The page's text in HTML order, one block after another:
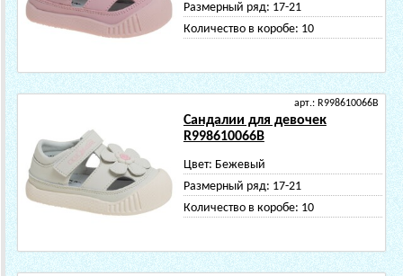
Размерный ряд: 17-21
Количество в коробе: 10
арт.: R998610066B
Сандалии для девочек
R998610066B
Цвет: Бежевый
Размерный ряд: 17-21
Количество в коробе: 10